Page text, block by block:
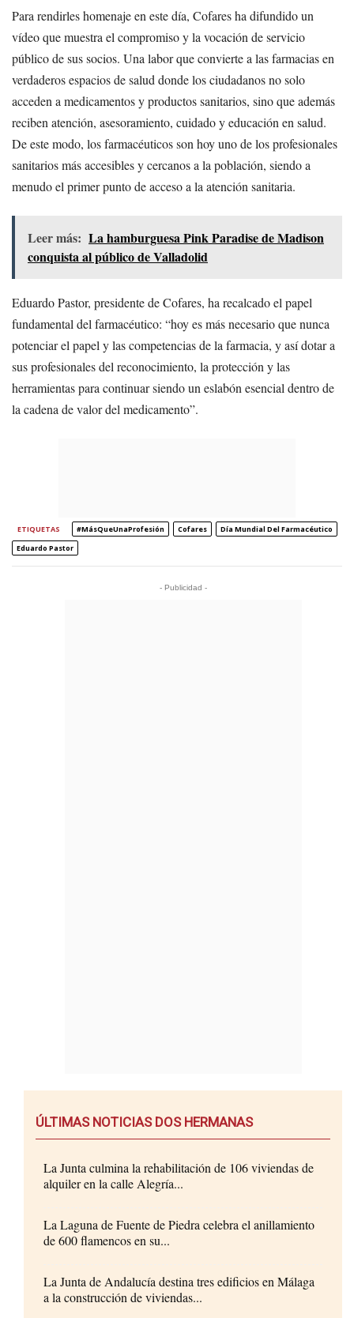
Para rendirles homenaje en este día, Cofares ha difundido un
vídeo que muestra el compromiso y la vocación de servicio
público de sus socios. Una labor que convierte a las farmacias en
verdaderos espacios de salud donde los ciudadanos no solo
acceden a medicamentos y productos sanitarios, sino que además
reciben atención, asesoramiento, cuidado y educación en salud.
De este modo, los farmacéuticos son hoy uno de los profesionales
sanitarios más accesibles y cercanos a la población, siendo a
menudo el primer punto de acceso a la atención sanitaria.
Leer más: La hamburguesa Pink Paradise de Madison
conquista al público de Valladolid
Eduardo Pastor, presidente de Cofares, ha recalcado el papel
fundamental del farmacéutico: “hoy es más necesario que nunca
potenciar el papel y las competencias de la farmacia, y así dotar a
sus profesionales del reconocimiento, la protección y las
herramientas para continuar siendo un eslabón esencial dentro de
la cadena de valor del medicamento”.
ETIQUETAS #MásQueUnaProfesión Cofares
Día Mundial Del Farmacéutico
Eduardo Pastor
- Publicidad -
ÚLTIMAS NOTICIAS DOS HERMANAS
La Junta culmina la rehabilitación de 106 viviendas de
alquiler en la calle Alegría...
La Laguna de Fuente de Piedra celebra el anillamiento
de 600 flamencos en su...
La Junta de Andalucía destina tres edificios en Málaga
a la construcción de viviendas...